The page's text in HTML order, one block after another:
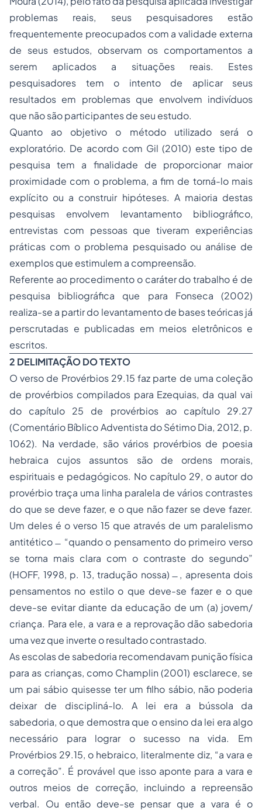
problemas reais, seus pesquisadores estão
frequentemente preocupados com a validade externa
de seus estudos, observam os comportamentos a
serem aplicados a situações reais. Estes
pesquisadores tem o intento de aplicar seus
resultados em problemas que envolvem indivíduos
que não são participantes de seu estudo.
Quanto ao objetivo o método utilizado será o
exploratório. De acordo com Gil (2010) este tipo de
pesquisa tem a finalidade de proporcionar maior
proximidade com o problema, a fim de torná-lo mais
explícito ou a construir hipóteses. A maioria destas
pesquisas envolvem levantamento bibliográfico,
entrevistas com pessoas que tiveram experiências
práticas com o problema pesquisado ou análise de
exemplos que estimulem a compreensão.
Referente ao procedimento o caráter do trabalho é de
pesquisa bibliográfica que para Fonseca (2002)
realiza-se a partir do levantamento de bases teóricas já
perscrutadas e publicadas em meios eletrônicos e
escritos.
2 DELIMITAÇÃO DO TEXTO
O verso de Provérbios 29.15 faz parte de uma coleção
de provérbios compilados para Ezequias, da qual vai
do capítulo 25 de provérbios ao capítulo 29.27
(Comentário Bíblico Adventista do Sétimo Dia, 2012, p.
1062). Na verdade, são vários provérbios de poesia
hebraica cujos assuntos são de ordens morais,
espirituais e pedagógicos. No capítulo 29, o autor do
provérbio traça uma linha paralela de vários contrastes
do que se deve fazer, e o que não fazer se deve fazer.
Um deles é o verso 15 que através de um paralelismo
antitético ̶ “quando o pensamento do primeiro verso
se torna mais clara com o contraste do segundo”
(HOFF, 1998, p. 13, tradução nossa) ̶ , apresenta dois
pensamentos no estilo o que deve-se fazer e o que
deve-se evitar diante da educação de um (a) jovem/
criança. Para ele, a vara e a reprovação dão sabedoria
uma vez que inverte o resultado contrastado.
As escolas de sabedoria recomendavam punição física
para as crianças, como Champlin (2001) esclarece, se
um pai sábio quisesse ter um filho sábio, não poderia
deixar de discipliná-lo. A lei era a bússola da
sabedoria, o que demostra que o ensino da lei era algo
necessário para lograr o sucesso na vida. Em
Provérbios 29.15, o hebraico, literalmente diz, “a vara e
a correção”. É provável que isso aponte para a vara e
outros meios de correção, incluindo a repreensão
verbal. Ou então deve-se pensar que a vara é o